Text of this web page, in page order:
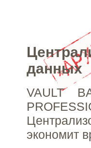
данных
VAULT
экономит